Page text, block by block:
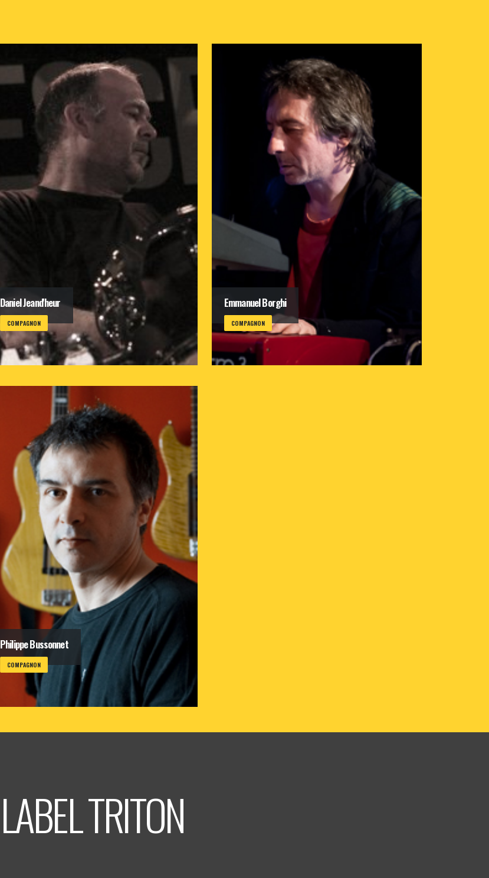
Daniel Jeand'heur
COMPAGNON
Emmanuel Borghi
COMPAGNON
Philippe Bussonnet
COMPAGNON
LABEL TRITON